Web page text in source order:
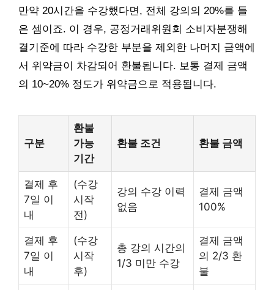
만약 20시간을 수강했다면, 전체 강의의 20%를 들
은 셈이죠. 이 경우, 공정거래위원회 소비자분쟁해
결기준에 따라 수강한 부분을 제외한 나머지 금액에
서 위약금이 차감되어 환불됩니다. 보통 결제 금액
의 10~20% 정도가 위약금으로 적용됩니다.
구분
환불
가능
기간
환불 조건 환불 금액
결제 후
7일 이
내
(수강
시작
전)
강의 수강 이력
없음
결제 금액
100%
결제 후
7일 이
내
(수강
시작
후)
총 강의 시간의
1/3 미만 수강
결제 금액
의 2/3 환
불